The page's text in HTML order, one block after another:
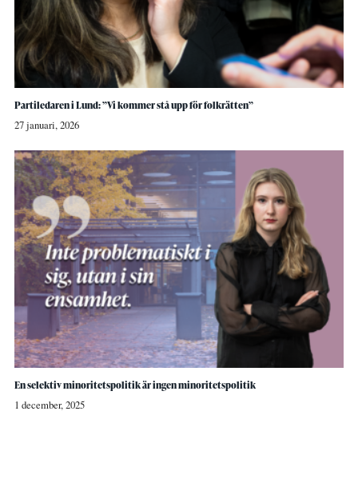
Partiledaren i Lund: ”Vi kommer stå upp för folkrätten”
27 januari, 2026
En selektiv minoritetspolitik är ingen minoritetspolitik
1 december, 2025